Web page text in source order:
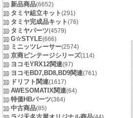
新品商品(6652)
タミヤ組立キット(291)
タミヤ完成品キット(76)
タミヤパーツ(4579)
G☆STYLE(666)
ミニッツレーサー(2574)
京商ビンテージシリーズ(114)
ヨコモYRX12関連(97)
ヨコモBD7,BD8,BD9関連(761)
ドリフト関連(1617)
AWESOMATIX関連(64)
特価HBパーツ(364)
中古商品(85)